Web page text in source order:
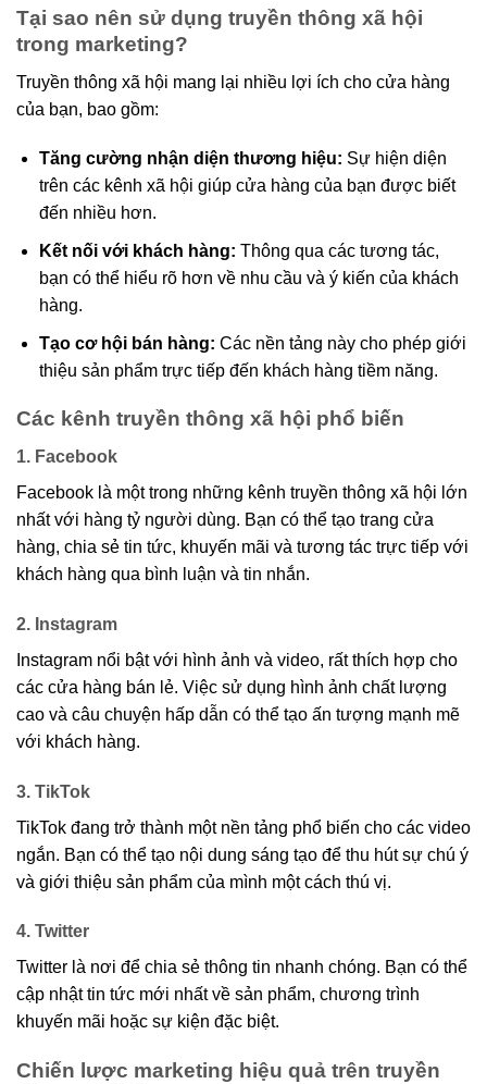
Tại sao nên sử dụng truyền thông xã hội
trong marketing?
Truyền thông xã hội mang lại nhiều lợi ích cho cửa hàng
của bạn, bao gồm:
Tăng cường nhận diện thương hiệu: Sự hiện diện
trên các kênh xã hội giúp cửa hàng của bạn được biết
đến nhiều hơn.
Kết nối với khách hàng: Thông qua các tương tác,
bạn có thể hiểu rõ hơn về nhu cầu và ý kiến của khách
hàng.
Tạo cơ hội bán hàng: Các nền tảng này cho phép giới
thiệu sản phẩm trực tiếp đến khách hàng tiềm năng.
Các kênh truyền thông xã hội phổ biến
1. Facebook
Facebook là một trong những kênh truyền thông xã hội lớn
nhất với hàng tỷ người dùng. Bạn có thể tạo trang cửa
hàng, chia sẻ tin tức, khuyến mãi và tương tác trực tiếp với
khách hàng qua bình luận và tin nhắn.
2. Instagram
Instagram nổi bật với hình ảnh và video, rất thích hợp cho
các cửa hàng bán lẻ. Việc sử dụng hình ảnh chất lượng
cao và câu chuyện hấp dẫn có thể tạo ấn tượng mạnh mẽ
với khách hàng.
3. TikTok
TikTok đang trở thành một nền tảng phổ biến cho các video
ngắn. Bạn có thể tạo nội dung sáng tạo để thu hút sự chú ý
và giới thiệu sản phẩm của mình một cách thú vị.
4. Twitter
Twitter là nơi để chia sẻ thông tin nhanh chóng. Bạn có thể
cập nhật tin tức mới nhất về sản phẩm, chương trình
khuyến mãi hoặc sự kiện đặc biệt.
Chiến lược marketing hiệu quả trên truyền